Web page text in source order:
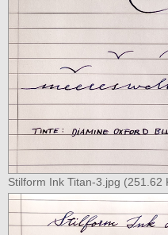
Stilform Ink Titan-3.jpg (251.62